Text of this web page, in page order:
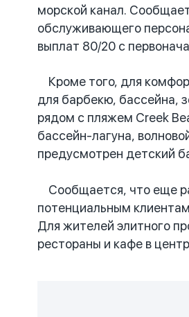
морской канал.
обслуживающего
выплат 80/20 с
Кроме того, для
для барбекю, бассейна,
рядом с пляжем Creek
бассейн-лагуна,
предусмотрен детский
Сообщается, что еще
потенциальным
Для жителей элитного
рестораны и кафе в